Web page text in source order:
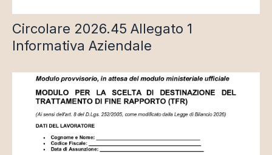
Circolare 2026.45 Allegato 1
Informativa Aziendale